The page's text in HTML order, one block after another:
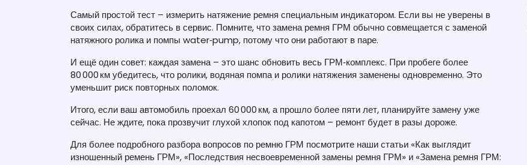
Самый простой тест – измерить натяжение ремня специальным индикатором. Если вы не уверены в
своих силах, обратитесь в сервис. Помните, что замена ремня ГРМ обычно совмещается с заменой
натяжного ролика и помпы water‑pump, потому что они работают в паре.
И ещё один совет: каждая замена – это шанс обновить весь ГРМ‑комплекс. При пробеге более
80 000 км убедитесь, что ролики, водяная помпа и ролики натяжения заменены одновременно. Это
уменьшит риск повторных поломок.
Итого, если ваш автомобиль проехал 60 000 км, а прошло более пяти лет, планируйте замену уже
сейчас. Не ждите, пока прозвучит глухой хлопок под капотом – ремонт будет в разы дороже.
Для более подробного разбора вопросов по ремню ГРМ посмотрите наши статьи «Как выглядит
изношенный ремень ГРМ», «Последствия несвоевременной замены ремня ГРМ» и «Замена ремня ГРМ: